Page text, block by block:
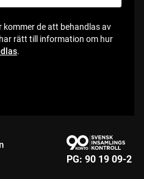
de att behandlas av
rätt till information om hur
.
PG: 90 19 09-2